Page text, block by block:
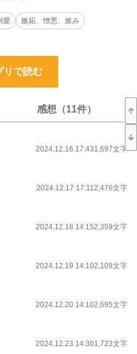
言うことを知っているティナは即答で
れたユリウスはティナに執着するよう
事を面白くないと思う令嬢がいるのも
愛
嫉妬、憎悪、嫉み
リで読む
感想（11件）
2024.12.16 17:431,697文字
2024.12.17 17:112,476文字
2024.12.18 14:152,359文字
2024.12.19 14:102,109文字
2024.12.20 14:102,695文字
2024.12.23 14:301,723文字